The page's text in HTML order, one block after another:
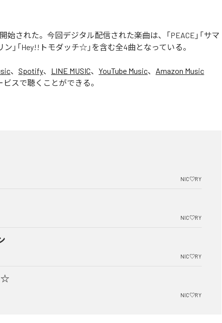
始された。今回デジタル配信された楽曲は、「PEACE」「サマ
ン」「Hey!!トモダッチ☆」を含む全4曲となっている。
、 Spotify、 LINE MUSIC、 YouTube Music、 Amazon Music
スで聴くことができる。
NIC♡RY
NIC♡RY
NIC♡RY
☆
NIC♡RY